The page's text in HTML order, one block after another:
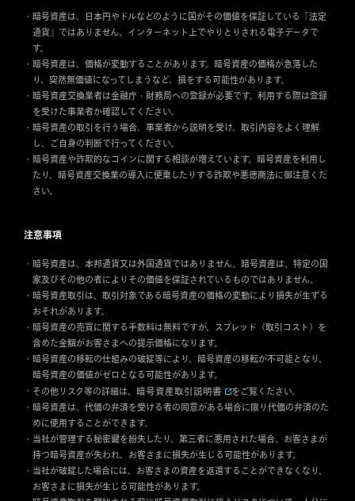
暗号資産は、日本円やドルなどのように国がその価値を保証している「法定
通貨」ではありません。インターネット上でやりとりされる電子データで
す。
暗号資産は、価格が変動することがあります。暗号資産の価格が急落した
り、突然無価値になってしまうなど、損をする可能性があります。
暗号資産交換業者は金融庁・財務局への登録が必要です。利用する際は登録
を受けた事業者か確認してください。
暗号資産の取引を行う場合、事業者から説明を受け、取引内容をよく理解
し、ご自身の判断で行ってください。
暗号資産や詐欺的なコインに関する相談が増えています。暗号資産を利用し
たり、暗号資産交換業の導入に便乗したりする詐欺や悪徳商法に御注意くだ
さい。
注意事項
暗号資産は、本邦通貨又は外国通貨ではありません。暗号資産は、特定の国
家及びその他の者によりその価値を保証されているものではありません。
暗号資産取引は、取引対象である暗号資産の価格の変動により損失が生ずる
おそれがあります。
暗号資産の売買に関する手数料は無料ですが、スプレッド（取引コスト）を
含めた金額がお客さまへの提示価格になります。
暗号資産の移転の仕組みの破綻等により、暗号資産の移転が不可能となり、
暗号資産の価値がゼロとなる可能性があります。
その他リスク等の詳細は、
暗号資産取引説明書
をご覧ください。
暗号資産は、代価の弁済を受ける者の同意がある場合に限り代価の弁済のた
めに使用することができます。
当社が管理する秘密鍵を紛失したり、第三者に悪用された場合、お客さまが
持つ暗号資産が失われ、お客さまに損失が生じる可能性があります。
当社が破綻した場合には、お客さまの資産を返還することができなくなり、
お客さまに損失が生じる可能性があります。